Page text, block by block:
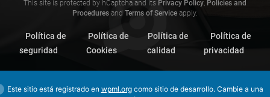
This site is protected by hCaptcha and its Privacy Policy, Policies and
Procedures and Terms of Service apply.
Política de
seguridad
Política de
Cookies
Política de
calidad
Política de
privacidad
Este sitio está registrado en wpml.orgcomo sitio de desarrollo. Cambie a una